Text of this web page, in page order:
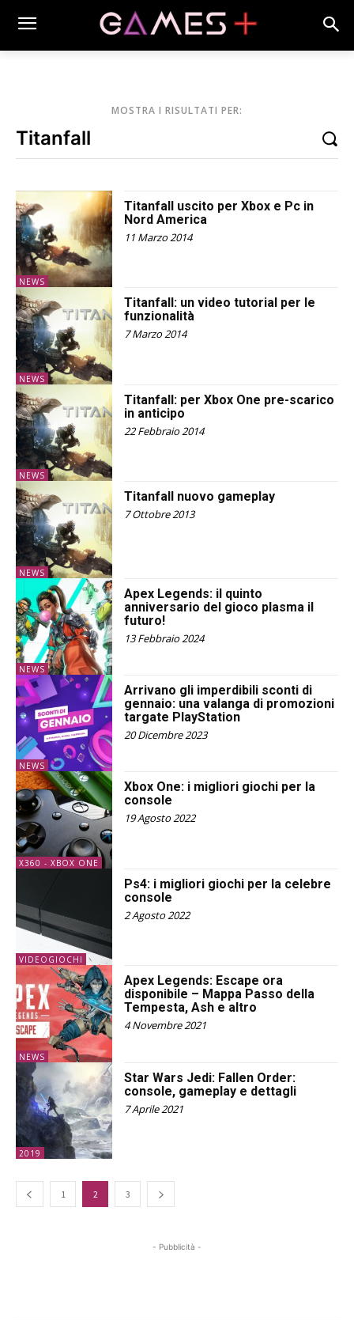
MOSTRA I RISULTATI PER:
NEWS
Titanfall uscito per Xbox e Pc in
Nord America
11 Marzo 2014
NEWS
Titanfall: un video tutorial per le
funzionalità
7 Marzo 2014
NEWS
Titanfall: per Xbox One pre-scarico
in anticipo
22 Febbraio 2014
NEWS
Titanfall nuovo gameplay
7 Ottobre 2013
NEWS
Apex Legends: il quinto
anniversario del gioco plasma il
futuro!
13 Febbraio 2024
NEWS
Arrivano gli imperdibili sconti di
gennaio: una valanga di promozioni
targate PlayStation
20 Dicembre 2023
X360 - XBOX ONE
Xbox One: i migliori giochi per la
console
19 Agosto 2022
VIDEOGIOCHI
Ps4: i migliori giochi per la celebre
console
2 Agosto 2022
NEWS
Apex Legends: Escape ora
disponibile – Mappa Passo della
Tempesta, Ash e altro
4 Novembre 2021
2019
Star Wars Jedi: Fallen Order:
console, gameplay e dettagli
7 Aprile 2021
1 2 3
- Pubblicità -